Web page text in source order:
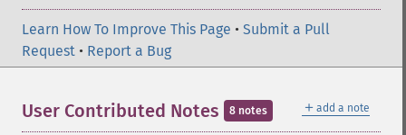
Learn How To Improve This Page • Submit a Pull
Request • Report a Bug
＋ add a note
User Contributed Notes 8 notes